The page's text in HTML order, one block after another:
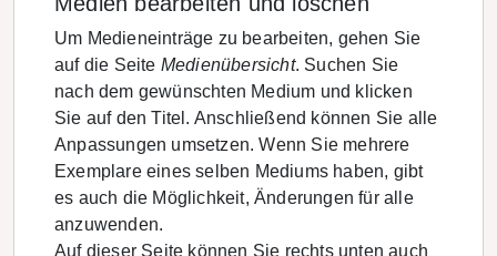
Um Medieneinträge zu bearbeiten, gehen Sie
auf die Seite Medienübersicht. Suchen Sie
nach dem gewünschten Medium und klicken
Sie auf den Titel. Anschließend können Sie alle
Anpassungen umsetzen. Wenn Sie mehrere
Exemplare eines selben Mediums haben, gibt
es auch die Möglichkeit, Änderungen für alle
anzuwenden.
Auf dieser Seite können Sie rechts unten auch